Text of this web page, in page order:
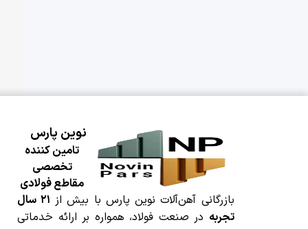
نوین پارس
تامین کننده
تخصصی
مقاطع فولادی
بازرگانی آهن‌آلات نوین پارس با بیش از
۲۱ سال
تجربه در صنعت فولاد، همواره بر ارائه خدماتی